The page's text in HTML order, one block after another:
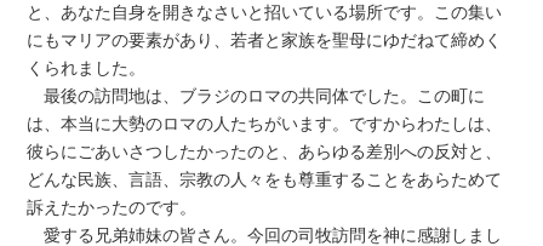
と、あなた自身を開きなさいと招いている場所です。この集い
にもマリアの要素があり、若者と家族を聖母にゆだねて締めく
くられました。
最後の訪問地は、ブラジのロマの共同体でした。この町に
は、本当に大勢のロマの人たちがいます。ですからわたしは、
彼らにごあいさつしたかったのと、あらゆる差別への反対と、
どんな民族、言語、宗教の人々をも尊重することをあらためて
訴えたかったのです。
愛する兄弟姉妹の皆さん。今回の司牧訪問を神に感謝しまし